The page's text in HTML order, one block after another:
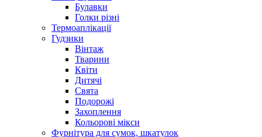
Булавки
Голки різні
Термоаплікації
Гудзики
Вінтаж
Тварини
Квіти
Дитячі
Свята
Подорожі
Захоплення
Кольорові мікси
Фурнітура для сумок, шкатулок